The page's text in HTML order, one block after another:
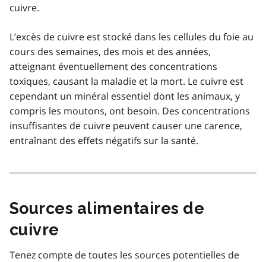
cuivre.
L’excès de cuivre est stocké dans les cellules du foie au
cours des semaines, des mois et des années,
atteignant éventuellement des concentrations
toxiques, causant la maladie et la mort. Le cuivre est
cependant un minéral essentiel dont les animaux, y
compris les moutons, ont besoin. Des concentrations
insuffisantes de cuivre peuvent causer une carence,
entraînant des effets négatifs sur la santé.
Sources alimentaires de
cuivre
Tenez compte de toutes les sources potentielles de